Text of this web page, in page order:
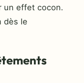
un effet cocon.
dès le